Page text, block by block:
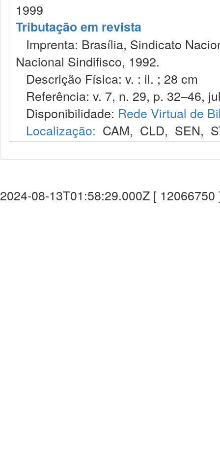
1999
Tributação em revista
Imprenta: Brasília, Sindicato
Nacional Sindifisco, 1992.
Descrição Física: v. : il. ; 28 cm
Referência: v. 7, n. 29, p. 32–46,
Disponibilidade: Rede Virtual de
Localização: CAM, CLD, SEN,
2024-08-13T01:58:29.000Z [ 12066750